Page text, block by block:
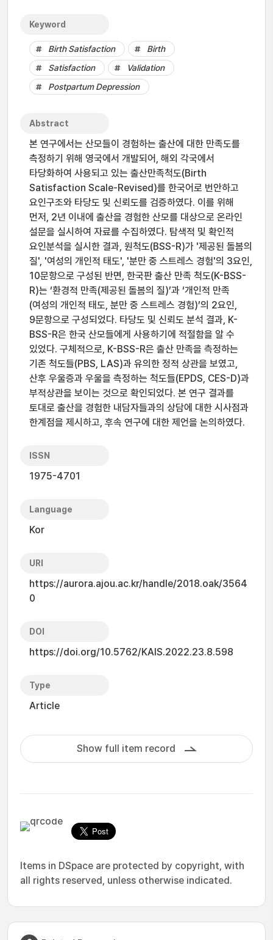
Keyword
Birth Satisfaction
Birth
Satisfaction
Validation
Postpartum Depression
Abstract
본 연구에서는 산모들이 경험하는 출산에 대한 만족도를
측정하기 위해 영국에서 개발되어, 해외 각국에서
타당화하여 사용되고 있는 출산만족척도(Birth
Satisfaction Scale-Revised)를 한국어로 번안하고
요인구조와 타당도 및 신뢰도를 검증하였다. 이를 위해
먼저, 2년 이내에 출산을 경험한 산모를 대상으로 온라인
설문을 실시하여 자료를 수집하였다. 탐색적 및 확인적
요인분석을 실시한 결과, 원척도(BSS-R)가 '제공된 돌봄의
질', '여성의 개인적 태도', '분만 중 스트레스 경험'의 3요인,
10문항으로 구성된 반면, 한국판 출산 만족 척도(K-BSS-
R)는 ‘환경적 만족(제공된 돌봄의 질)’과 ‘개인적 만족
(여성의 개인적 태도, 분만 중 스트레스 경험)’의 2요인,
9문항으로 구성되었다. 타당도 및 신뢰도 분석 결과, K-
BSS-R은 한국 산모들에게 사용하기에 적절함을 알 수
있었다. 구체적으로, K-BSS-R은 출산 만족을 측정하는
기존 척도들(PBS, LAS)과 유의한 정적 상관을 보였고,
산후 우울증과 우울을 측정하는 척도들(EPDS, CES-D)과
부적상관을 보이는 것으로 확인되었다. 본 연구 결과를
토대로 출산을 경험한 내담자들과의 상담에 대한 시사점과
한계점을 제시하고, 후속 연구에 대한 제언을 논의하였다.
ISSN
1975-4701
Language
Kor
URI
https://aurora.ajou.ac.kr/handle/2018.oak/3564
0
DOI
https://doi.org/10.5762/KAIS.2022.23.8.598
Type
Article
Show full item record
Items in DSpace are protected by copyright, with
all rights reserved, unless otherwise indicated.